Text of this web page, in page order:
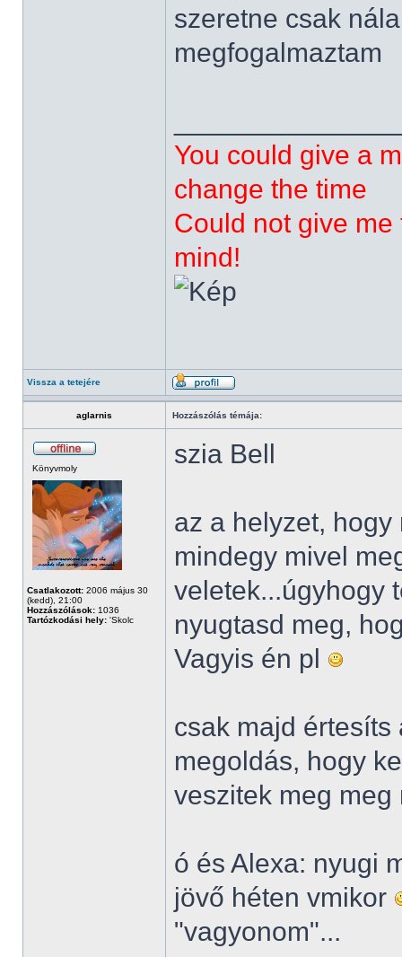
szeretne csak
megfogalmaztam
You could give a
change the time
Could not give
mind!
Vissza a tetejére
aglarnis Hozzászólás témája:
Könyvmoly
Csatlakozott: 2006 május 30
(kedd), 21:00
Hozzászólások: 1036
Tartózkodási hely: 'Skolc
szia Bell
az a helyzet,
mindegy mivel
veletek...úgyhogy
nyugtasd meg,
Vagyis én pl
csak majd értesíts
megoldás, hogy
veszitek meg
ó és Alexa: nyugi
jövő héten vmikor
"vagyonom"...